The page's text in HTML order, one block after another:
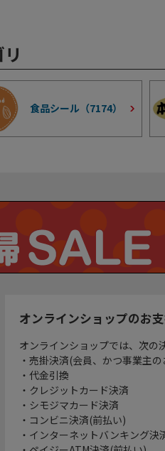
食品シール（7174）
オンラインショップのお
オンラインショップでは、次の
・売掛決済(会員、かつ事業主
・代金引換
・クレジットカード決済
・シモジマカード決済
・コンビニ決済(前払い)
・インターネットバンキング決